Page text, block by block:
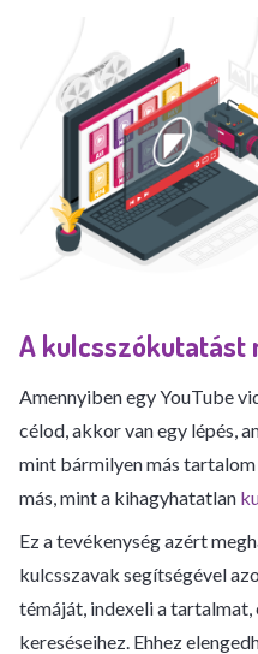
A kulcsszókutatást
Amennyiben egy YouTube
célod, akkor van egy lépés,
mint bármilyen más tartalom
más, mint a kihagyhatatlan
Ez a tevékenység azért
kulcsszavak segítségével
témáját, indexeli a
kereséseihez. Ehhez